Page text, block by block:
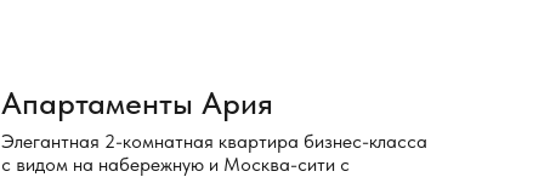
Апартаменты Ария
Элегантная 2-комнатная квартира бизнес-класса
с видом на набережную и Москва-сити с